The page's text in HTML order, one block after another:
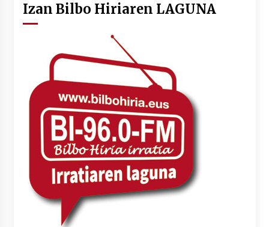
Izan Bilbo Hiriaren LAGUNA